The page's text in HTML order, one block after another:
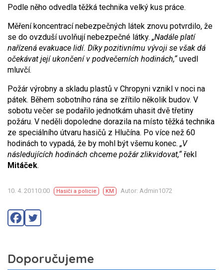
Podle něho odvedla těžká technika velký kus práce.
Měření koncentrací nebezpečných látek znovu potvrdilo, že
se do ovzduší uvolňují nebezpečné látky. „Nadále platí
nařízená evakuace lidí. Díky pozitivnímu vývoji se však dá
očekávat její ukončení v podvečerních hodinách,“uvedl
mluvčí.
Požár výrobny a skladu plastů v Chropyni vznikl v noci na
pátek. Během sobotního rána se zřítilo několik budov. V
sobotu večer se podařilo jednotkám uhasit dvě třetiny
požáru. V neděli dopoledne dorazila na místo těžká technika
ze speciálního útvaru hasičů z Hlučína. Po více než 60
hodinách to vypadá, že by mohl být všemu konec. „V
následujících hodinách chceme požár zlikvidovat,“řekl
Mitáček.
10. 4. 20110:00 Hasiči a policie KM Autor: Admin1072